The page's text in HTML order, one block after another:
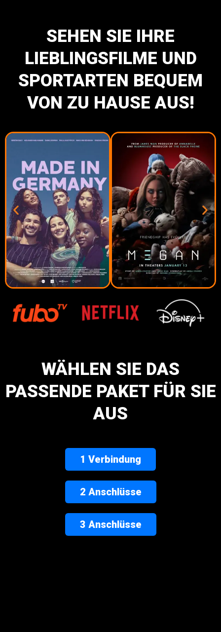
SEHEN SIE IHRE
LIEBLINGSFILME UND
SPORTARTEN BEQUEM
VON ZU HAUSE AUS!
WÄHLEN SIE DAS
PASSENDE PAKET FÜR SIE
AUS
1 Verbindung
2 Anschlüsse
3 Anschlüsse